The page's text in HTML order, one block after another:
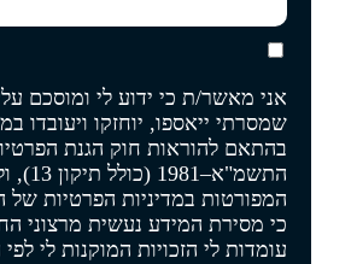
אני מאשר/ת כי ידוע לי ומוסכם
שמסרתי ייאספו, יוחזקו ויעובדו
בהתאם להוראות חוק הגנת
המפורטות במדיניות הפרטיות
כי מסירת המידע נעשית מרצוני
עומדות לי הזכויות המוקנות לי